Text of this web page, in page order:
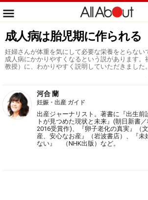
成人病は胎児期に作られる
妊婦さんが体重を気にして必要な栄養をとらない
成人病にかかりやすくなるという説があります。
教授）に、わかりやすく説明していただきました。
河合 蘭
妊娠・出産 ガイド
出産ジャーナリスト。著書に『出生前
トが見つめた現状と未来』(朝日新書
2016受賞作)、『卵子老化の真実』（
産、安心なお産』（岩波書店）、『未
ない』 （NHK出版）など。